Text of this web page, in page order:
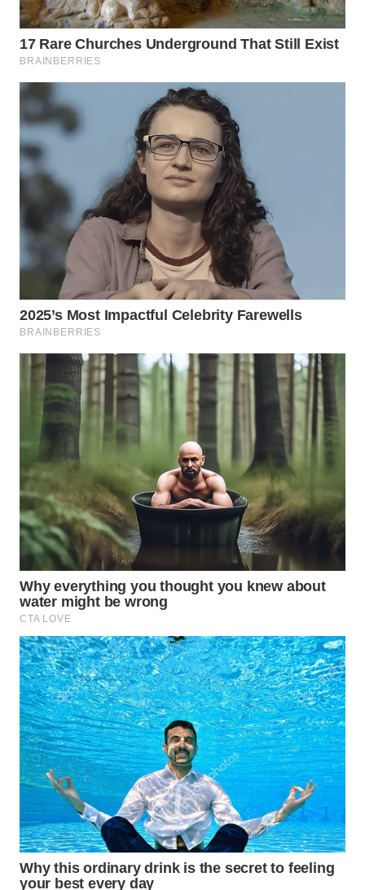
SUMEDANG
WN
WN
KEPULAUAN
WN
TANGERANG
WN
CIREBON
WN
INDRAMAYU
KUNINGAN
WN
MAJALENGKA
WN
WN
SUKABUMI
WN
PURWAKARTA
WN
PRIANGAN
TIMUR
WN
SEMARANG
WN